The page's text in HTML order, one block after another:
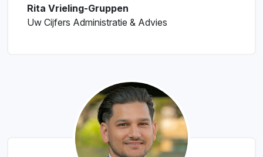
Rita Vrieling-Gruppen
Uw Cijfers Administratie & Advies